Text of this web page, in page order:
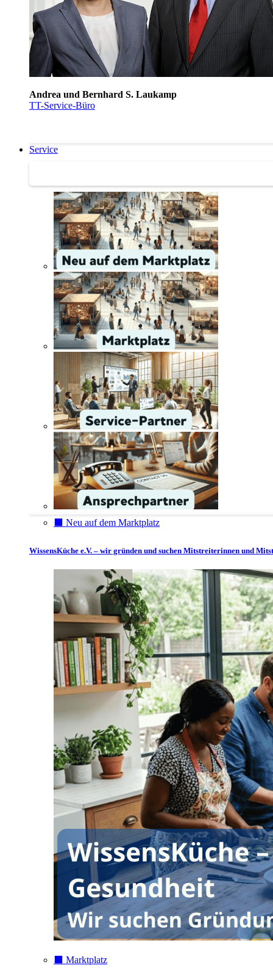
Andrea und Bernhard S. Laukamp
TT-Service-Büro
Service
⬛️ Neu auf dem Marktplatz
WissensKüche e.V. – wir gründen und suchen Mitstreiterinnen und
⬛️ Marktplatz